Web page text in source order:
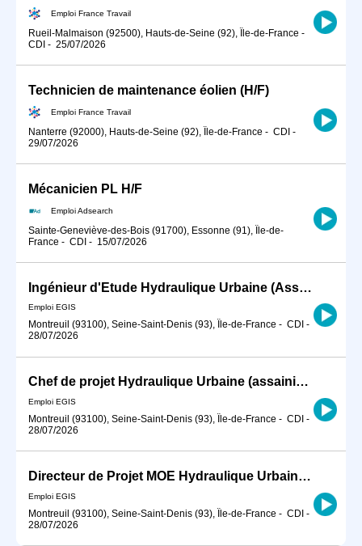
Emploi France Travail
Rueil-Malmaison (92500), Hauts-de-Seine (92), Île-de-France -
CDI - 25/07/2026
Technicien de maintenance éolien (H/F)
Emploi France Travail
Nanterre (92000), Hauts-de-Seine (92), Île-de-France - CDI -
29/07/2026
Mécanicien PL H/F
Emploi Adsearch
Sainte-Geneviève-des-Bois (91700), Essonne (91), Île-de-
France - CDI - 15/07/2026
Ingénieur d'Etude Hydraulique Urbaine (Assainissement et Eau Potable) H/F
Emploi EGIS
Montreuil (93100), Seine-Saint-Denis (93), Île-de-France - CDI -
28/07/2026
Chef de projet Hydraulique Urbaine (assainissement et eau potable) Confirmé H/F
Emploi EGIS
Montreuil (93100), Seine-Saint-Denis (93), Île-de-France - CDI -
28/07/2026
Directeur de Projet MOE Hydraulique Urbaine, Assainissement et Eau Potable H/F
Emploi EGIS
Montreuil (93100), Seine-Saint-Denis (93), Île-de-France - CDI -
28/07/2026